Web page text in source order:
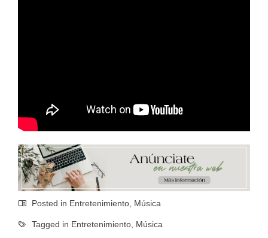
Posted in Entretenimiento Música
Tagged in Entretenimiento Música